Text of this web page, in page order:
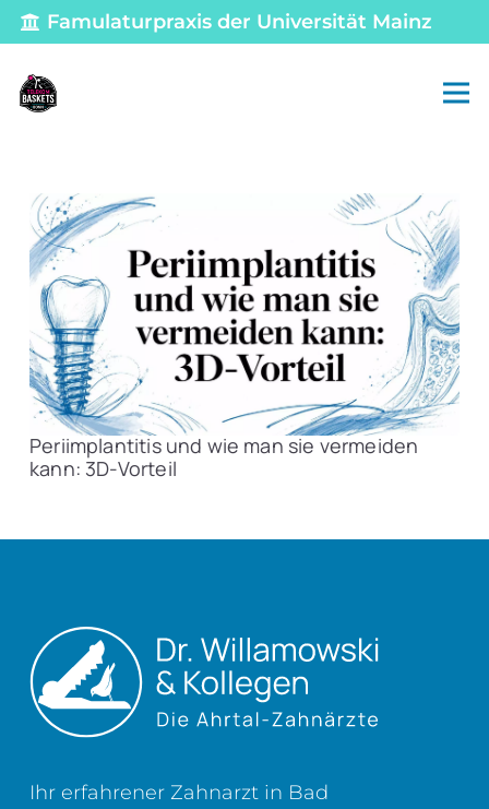
Famulaturpraxis der Universität Mainz
Periimplantitis und wie man sie vermeiden
kann: 3D-Vorteil
Ihr erfahrener Zahnarzt in Bad